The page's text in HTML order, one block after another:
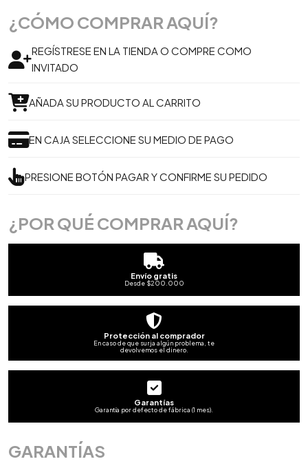
¿CÓMO COMPRAR AQUÍ?
REGÍSTRESE EN LA TIENDA O COMPRE COMO
INVITADO
AÑADA SU PRODUCTO AL CARRITO
EN CAJA SELECCIONE SU MEDIO DE PAGO
PRESIONE BOTÓN PAGAR Y CONFIRME SU PEDIDO
¿POR QUÉ COMPRAR AQUÍ?
Envío gratis
Desde $200.000
Protección al comprador
En caso de que surja algún problema, te
devolvemos el dinero.
Garantías
Garantía por defecto de fábrica (1 mes).
GARANTÍAS